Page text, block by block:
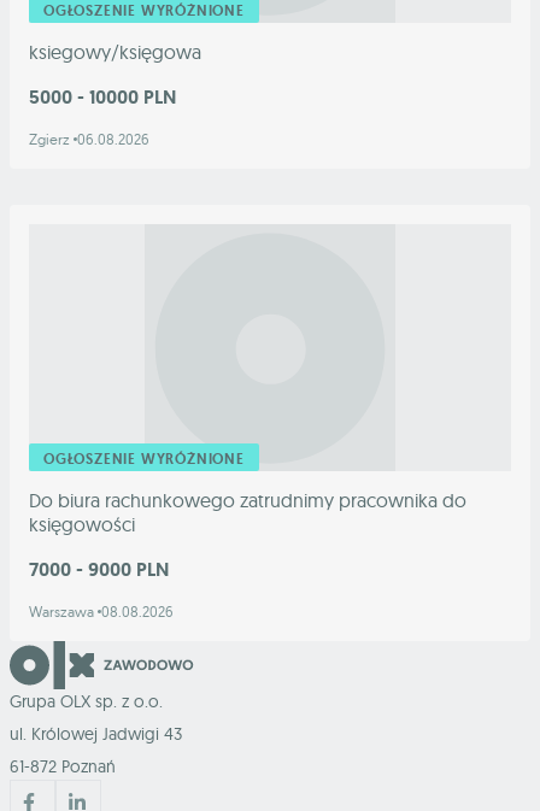
OGŁOSZENIE WYRÓŻNIONE
ksiegowy/księgowa
5000 - 10000 PLN
Zgierz 06.08.2026
OGŁOSZENIE WYRÓŻNIONE
Do biura rachunkowego zatrudnimy pracownika do
księgowości
7000 - 9000 PLN
Warszawa 08.08.2026
Grupa OLX sp. z o.o.
ul. Królowej Jadwigi 43
61-872 Poznań